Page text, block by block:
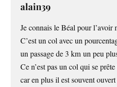
alain39
Je connais le Béal pour l’avoir
C’est un col avec un
un passage de 3 km un peu
Ce n’est pas un col qui se
car en plus il est souvent